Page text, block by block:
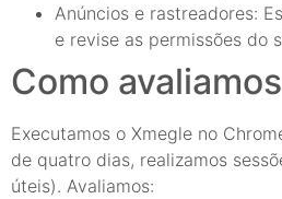
Anúncios e rastreadores:
e revise as permissões do
Como
Executamos o Xmegle no
de quatro dias, realizamos
úteis). Avaliamos: